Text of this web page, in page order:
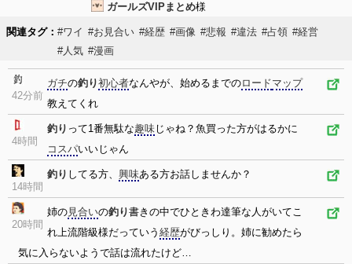
ガールズVIPまとめ様
関連タグ： #ワイ #お見合い #経歴 #画像 #悲報 #違法 #占領 #経営
#人気 #漫画
42分前
ガチの釣り初心者なんやが、始めるまでのロードマップ
教えてくれ
4時間
釣り って1番無駄な趣味 じゃね？魚買った方がはるかに
コスパいいじゃん
14時間
釣り してる方、 興味ある方お話しませんか？
20時間
姉の見合いの釣り書きの中でひときわ達筆な人がいてこ
れ上流階級様だっていう 経歴がびっしり。姉に勧めたら
気に入らないようで話は流れたけど…